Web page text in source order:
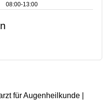
08:00‑13:00
für Augenheilkunde |